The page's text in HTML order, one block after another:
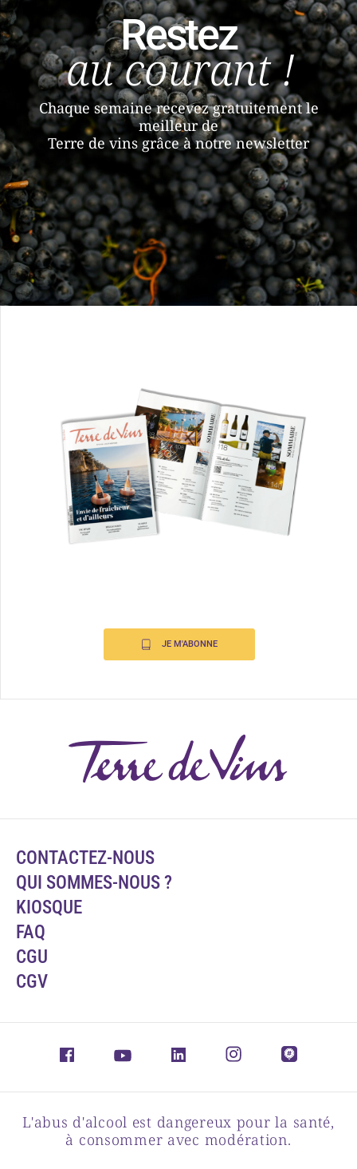
Restez
au courant !
Chaque semaine recevez gratuitement le
meilleur de
Terre de vins grâce à notre newsletter
JE M'ABONNE
CONTACTEZ-NOUS
QUI SOMMES-NOUS ?
KIOSQUE
FAQ
CGU
CGV
L'abus d'alcool est dangereux pour la santé,
à consommer avec modération.